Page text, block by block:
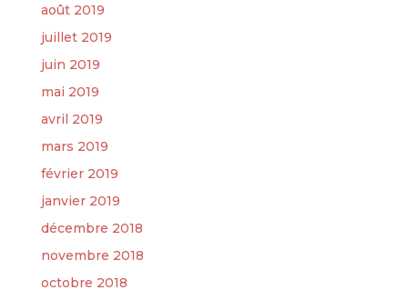
août 2019
juillet 2019
juin 2019
mai 2019
avril 2019
mars 2019
février 2019
janvier 2019
décembre 2018
novembre 2018
octobre 2018